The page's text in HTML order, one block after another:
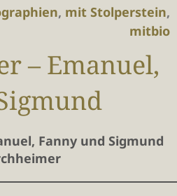
, mit Stolperstein,
mitbio
– Emanuel,